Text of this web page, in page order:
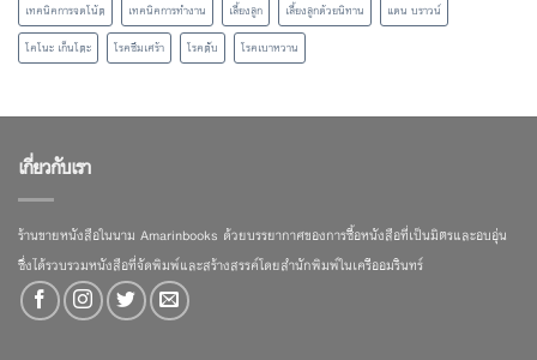
เทคนิคการจดโน้ต
เทคนิคการทำงาน เลี้ยงลูก เลี้ยงลูกด้วยนิทาน
แดน บราวน์
โคโนะ เก็นโตะ
โรคซึมเศร้า โรคตับ โรคเบาหวาน
เกี่ยวกับเรา
ร้านขายหนังสือในนาม Amarinbooks ด้วยบรรยากาศของการซื้อหนังสือที่เป็นมิตรและอบอุ่น
ซึ่งได้รวบรวมหนังสือที่จัดพิมพ์และสร้างสรรค์โดยสำนักพิมพ์ในเครืออมรินทร์